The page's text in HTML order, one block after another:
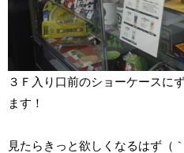
３Ｆ入り口前のショーケースに
ます！
見たらきっと欲しくなるはず（